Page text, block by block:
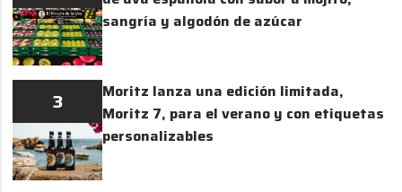
sangría y algodón de azúcar
3
Moritz lanza una edición limitada,
Moritz 7, para el verano y con etiquetas
personalizables